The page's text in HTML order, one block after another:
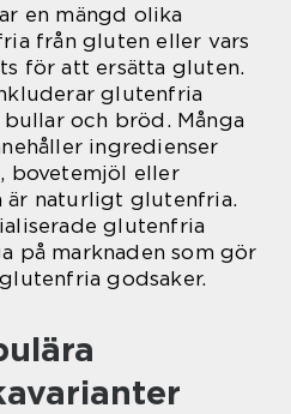
en mängd olika
från gluten eller vars
för att ersätta gluten.
glutenfria
och bröd. Många
ingredienser
bovetemjöl eller
är naturligt glutenfria.
glutenfria
på marknaden som gör
godsaker.